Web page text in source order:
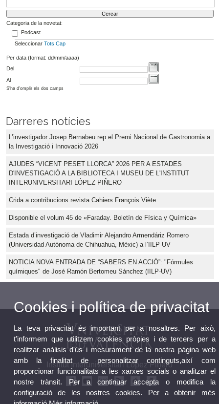
Categoria de la novetat:
Podcast
Seleccionar Tots Cap
Per data (format: dd/mm/aaaa)
Del
Al
S'ha d'omplir els dos camps
Darreres notícies
L’investigador Josep Bernabeu rep el Premi Nacional de Gastronomia a
la Investigació i Innovació 2026
AJUDES “VICENT PESET LLORCA” 2026 PER A ESTADES
D'INVESTIGACIÓ A LA BIBLIOTECA I MUSEU DE L'INSTITUT
INTERUNIVERSITARI LÓPEZ PIÑERO
Crida a contribucions revista Cahiers François Viète
Disponible el volum 45 de «Faraday. Boletín de Física y Química»
Estada d’investigació de Vladimir Alejandro Armendáriz Romero
(Universidad Autónoma de Chihuahua, Mèxic) a l’IILP-UV
NOTICIA NOVA ENTRADA DE “SABERS EN ACCIÓ”: "Fórmules
químiques" de José Ramón Bertomeu Sánchez (IILP-UV)
Institut Interuniversitari López Piñero
Cookies i política de privacitat
La teva privacitat és important per a nosaltres. Per això,
t'informem que utilitzem cookies pròpies i de tercers per a
realitzar anàlisis d'ús i mesurament de la nostra pàgina web
amb la finalitat de personalitzar continguts,així com
proporcionar funcionalitats a les xarxes socials o analitzar el
nostre trànsit. Per a continuar accepta o modifica la
configuració de les nostres cookies. Per a obtenir més